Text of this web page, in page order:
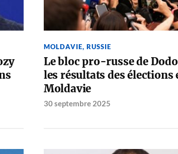
MOLDAVIE, RUSSIE
Le bloc pro-russe de
les résultats des élections
Moldavie
30 septembre 2025